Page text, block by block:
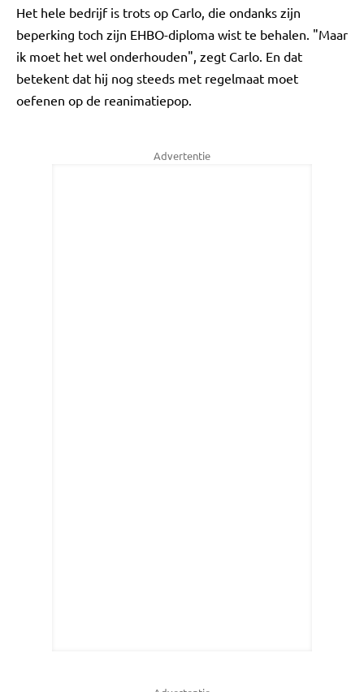
Het hele bedrijf is trots op Carlo, die ondanks zijn
beperking toch zijn EHBO-diploma wist te behalen. "Maar
ik moet het wel onderhouden", zegt Carlo. En dat
betekent dat hij nog steeds met regelmaat moet
oefenen op de reanimatiepop.
Advertentie